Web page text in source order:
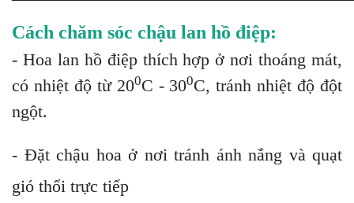
Cách chăm sóc chậu lan hồ điệp:
- Hoa lan hồ điệp thích hợp ở nơi thoáng mát,
có nhiệt độ từ 200C - 300C, tránh nhiệt độ đột
ngột.
- Đặt chậu hoa ở nơi tránh ánh nắng và quạt
gió thổi trực tiếp